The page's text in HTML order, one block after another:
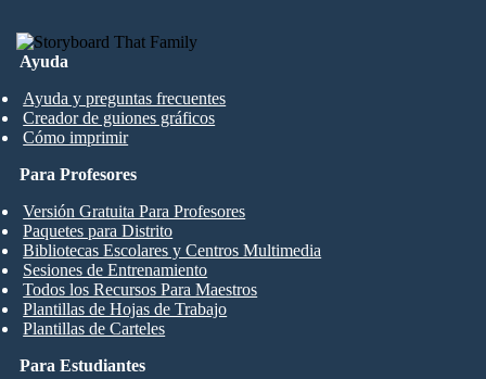
Ayuda
Ayuda y preguntas frecuentes
Creador de guiones gráficos
Cómo imprimir
Para Estudiantes
Para Profesores
Versión Gratuita Para Profesores
Paquetes para Distrito
Bibliotecas Escolares y Centros Multimedia
Sesiones de Entrenamiento
Todos los Recursos Para Maestros
Plantillas de Hojas de Trabajo
Plantillas de Carteles